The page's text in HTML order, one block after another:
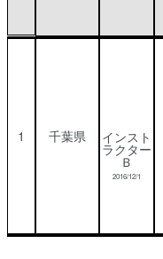
1 千葉県 インスト
ラクター
Ｂ
2016/12/1